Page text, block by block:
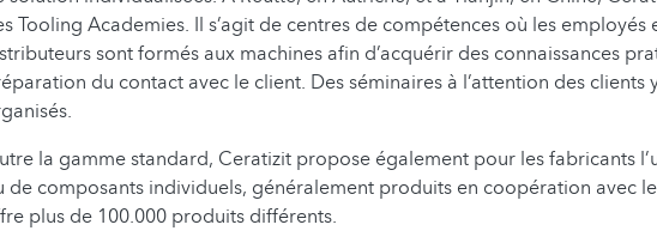
Tooling Academies. Il s’agit de centres de compétences où les employés
sont formés aux machines afin d’acquérir des connaissances
du contact avec le client. Des séminaires à l’attention des clients
la gamme standard, Ceratizit propose également pour les fabricants
de composants individuels, généralement produits en coopération avec
plus de 100.000 produits différents.